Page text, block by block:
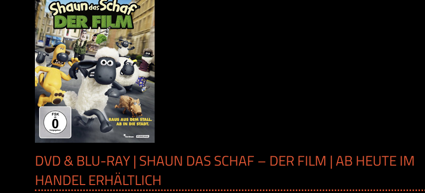
DVD & BLU-RAY | SHAUN DAS SCHAF – DER FILM | AB HEUTE IM
HANDEL ERHÄLTLICH